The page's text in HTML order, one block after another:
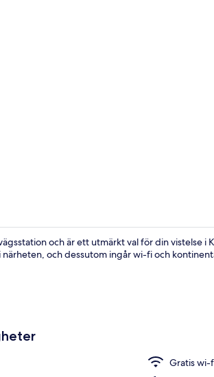
Gratis kontinental frukost varje dag
och är ett utmärkt val för din vistelse i
och dessutom ingår wi-fi och
Gratis wi-